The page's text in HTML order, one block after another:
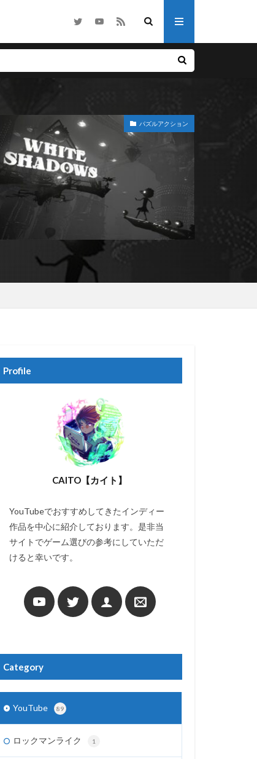
パズルアクション
Profile
CAITO【カイト】
YouTubeでおすすめしてきたインディー
作品を中心に紹介しております。是非当
サイトでゲーム選びの参考にしていただ
けると幸いです。
Category
YouTube 89
ロックマンライク 1
ホラー